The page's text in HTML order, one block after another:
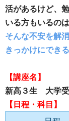
活があるけど、
いる方もいるの
そんな不安を解
きっかけにでき
【講座名】
新高３生 大学
【日程・科目】